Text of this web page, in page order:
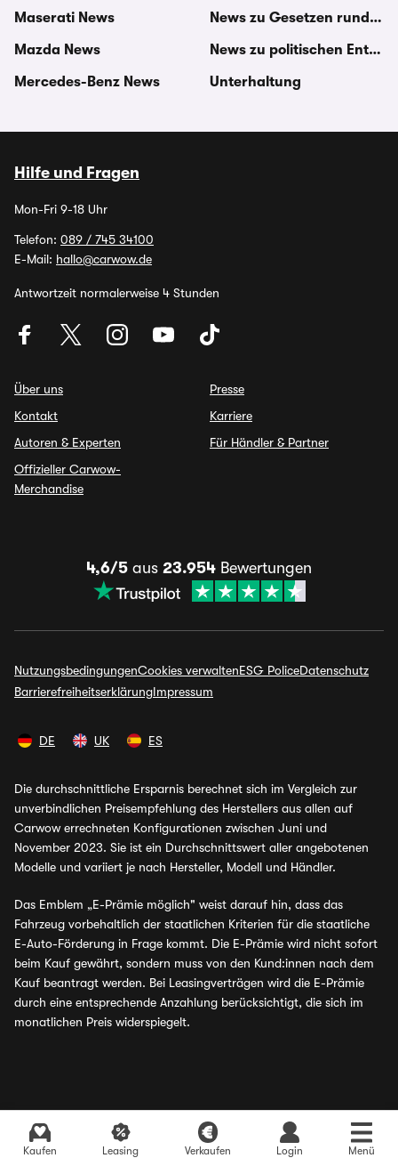
Kaufen Leasing Verkaufen Login Menü
Maserati News
Mazda News
Mercedes-Benz News
News zu Gesetzen rund
News zu politischen
Unterhaltung
Hilfe und Fragen
Mon-Fri 9-18 Uhr
Telefon: 089 / 745 34100
E-Mail: hallo@carwow.de
Antwortzeit normalerweise 4 Stunden
Über uns
Kontakt
Autoren & Experten
Offizieller Carwow-
Merchandise
Presse
Karriere
Für Händler & Partner
4,6/5 aus 23.954 Bewertungen
NutzungsbedingungenCookies verwaltenESG PoliceDatenschutz
BarrierefreiheitserklärungImpressum
DE UK ES
Die durchschnittliche Ersparnis berechnet sich im Vergleich zur
unverbindlichen Preisempfehlung des Herstellers aus allen auf
Carwow errechneten Konfigurationen zwischen Juni und
November 2023. Sie ist ein Durchschnittswert aller angebotenen
Modelle und variiert je nach Hersteller, Modell und Händler.
Das Emblem „E-Prämie möglich" weist darauf hin, dass das
Fahrzeug vorbehaltlich der staatlichen Kriterien für die staatliche
E-Auto-Förderung in Frage kommt. Die E-Prämie wird nicht sofort
beim Kauf gewährt, sondern muss von den Kund:innen nach dem
Kauf beantragt werden. Bei Leasingverträgen wird die E-Prämie
durch eine entsprechende Anzahlung berücksichtigt, die sich im
monatlichen Preis widerspiegelt.